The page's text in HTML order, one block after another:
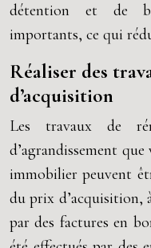
détention et de
importants, ce qui
Réaliser des
d’acquisition
Les travaux de
d’agrandissement
immobilier peuvent
du prix d’acquisition,
par des factures en